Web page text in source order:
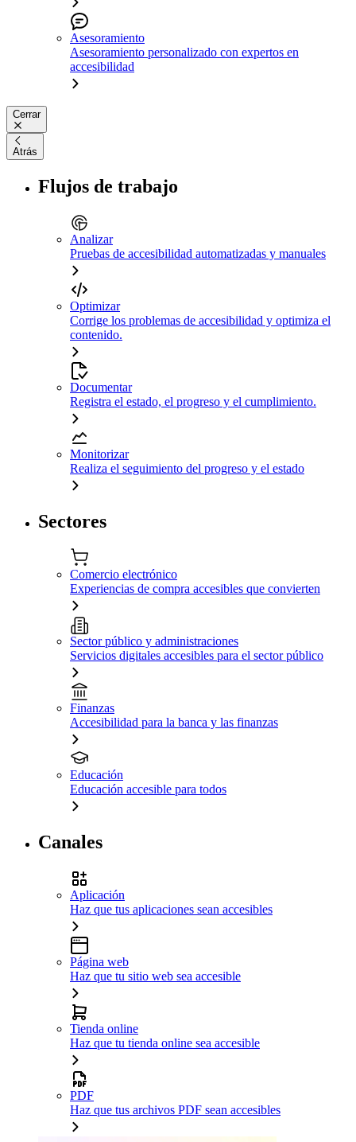
Asesoramiento
Asesoramiento personalizado con expertos en
accesibilidad
Cerrar
Atrás
Flujos de trabajo
Analizar
Pruebas de accesibilidad automatizadas y manuales
Optimizar
Corrige los problemas de accesibilidad y optimiza el
contenido.
Documentar
Registra el estado, el progreso y el cumplimiento.
Monitorizar
Realiza el seguimiento del progreso y el estado
Sectores
Comercio electrónico
Experiencias de compra accesibles que convierten
Sector público y administraciones
Servicios digitales accesibles para el sector público
Finanzas
Accesibilidad para la banca y las finanzas
Educación
Educación accesible para todos
Canales
Aplicación
Haz que tus aplicaciones sean accesibles
Página web
Haz que tu sitio web sea accesible
Tienda online
Haz que tu tienda online sea accesible
PDF
Haz que tus archivos PDF sean accesibles